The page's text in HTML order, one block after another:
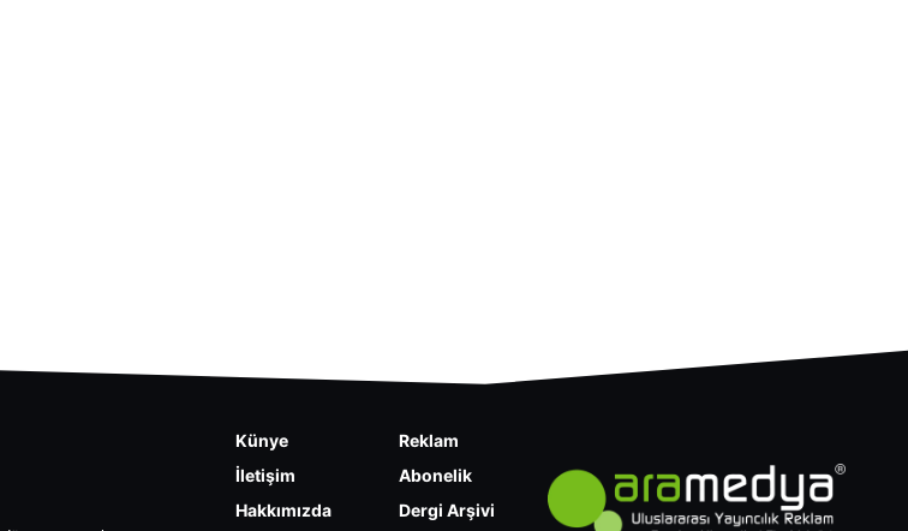
Künye
İletişim
Hakkımızda
Reklam
Abonelik
Dergi Arşivi